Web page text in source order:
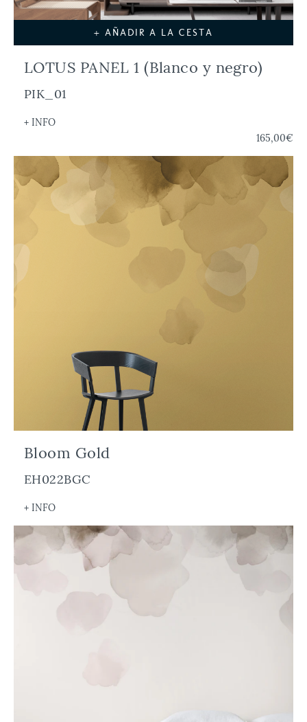
+ AÑADIR A LA CESTA
LOTUS PANEL 1 (Blanco y negro)
PIK_01
+ INFO
165,00€
Bloom Gold
EH022BGC
+ INFO